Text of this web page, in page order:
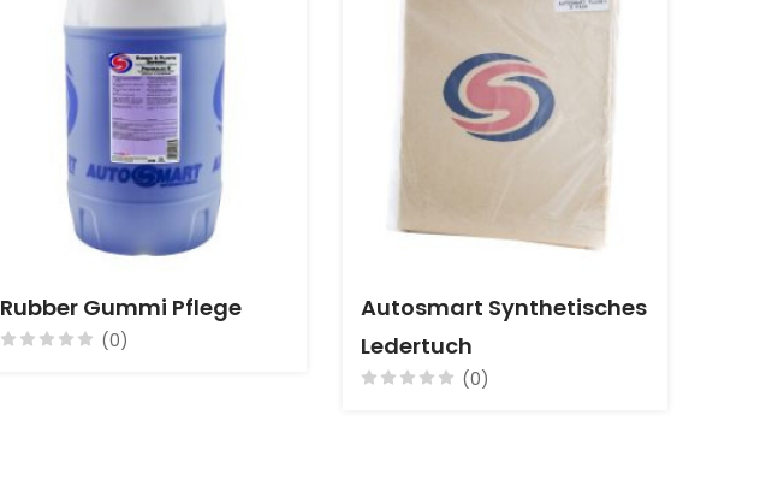
Rubber Gummi Pflege
(0)
Autosmart Synthetisches
Ledertuch
(0)